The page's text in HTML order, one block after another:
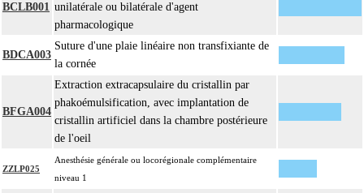
BCLB001 unilatérale ou bilatérale d'agent
pharmacologique
BDCA003
Suture d'une plaie linéaire non transfixiante de
la cornée
BFGA004
Extraction extracapsulaire du cristallin par
phakoémulsification, avec implantation de
cristallin artificiel dans la chambre postérieure
de l'oeil
ZZLP025
Anesthésie générale ou locorégionale complémentaire
niveau 1